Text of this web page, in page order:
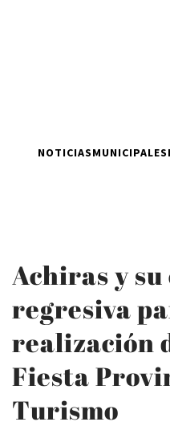
NOTICIASMUNICIPALES
Achiras y
regresiva
realización
Fiesta
Turismo